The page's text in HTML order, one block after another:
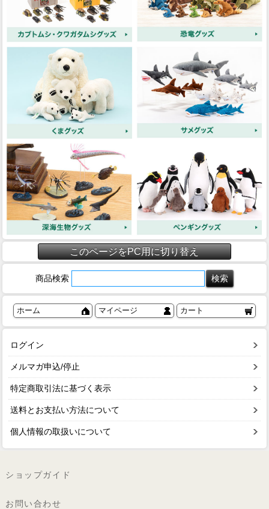
このページをPC用に切り替え
商品検索
ホーム マイページ カート
ログイン
メルマガ申込/停止
特定商取引法に基づく表示
送料とお支払い方法について
個人情報の取扱いについて
ショップガイド
お問い合わせ